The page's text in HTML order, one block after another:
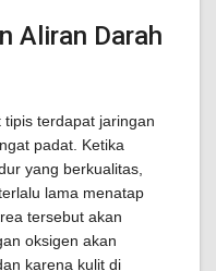
Aliran Darah
terdapat jaringan
padat. Ketika
yang berkualitas,
lama menatap
tersebut akan
oksigen akan
karena kulit di